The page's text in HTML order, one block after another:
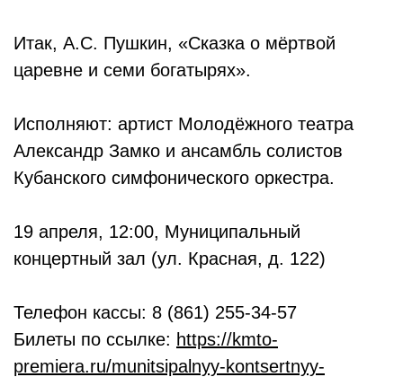
Итак, А.С. Пушкин, «Сказка о мёртвой
царевне и семи богатырях».
Исполняют: артист Молодёжного театра
Александр Замко и ансамбль солистов
Кубанского симфонического оркестра.
19 апреля, 12:00, Муниципальный
концертный зал (ул. Красная, д. 122)
Телефон кассы: 8 (861) 255-34-57
Билеты по ссылке: https://kmto-
premiera.ru/munitsipalnyy-kontsertnyy-